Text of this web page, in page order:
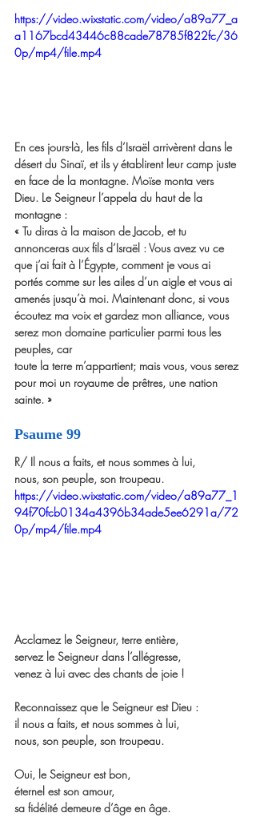
https://video.wixstatic.com/video/a89a77_a
a1167bcd43446c88cade78785f822fc/36
0p/mp4/file.mp4
En ces jours-là, les fils d’Israël arrivèrent dans le
désert du Sinaï, et ils y établirent leur camp juste
en face de la montagne. Moïse monta vers
Dieu. Le Seigneur l’appela du haut de la
montagne :
« Tu diras à la maison de Jacob, et tu
annonceras aux fils d’Israël : Vous avez vu ce
que j’ai fait à l’Égypte, comment je vous ai
portés comme sur les ailes d’un aigle et vous ai
amenés jusqu’à moi. Maintenant donc, si vous
écoutez ma voix et gardez mon alliance, vous
serez mon domaine particulier parmi tous les
peuples, car
toute la terre m’appartient; mais vous, vous serez
pour moi un royaume de prêtres, une nation
sainte. »
Psaume 99
R/ Il nous a faits, et nous sommes à lui,
nous, son peuple, son troupeau.
https://video.wixstatic.com/video/a89a77_1
94f70fcb0134a4396b34ade5ee6291a/72
0p/mp4/file.mp4
Acclamez le Seigneur, terre entière,
servez le Seigneur dans l’allégresse,
venez à lui avec des chants de joie !
Reconnaissez que le Seigneur est Dieu :
il nous a faits, et nous sommes à lui,
nous, son peuple, son troupeau.
Oui, le Seigneur est bon,
éternel est son amour,
sa fidélité demeure d’âge en âge.